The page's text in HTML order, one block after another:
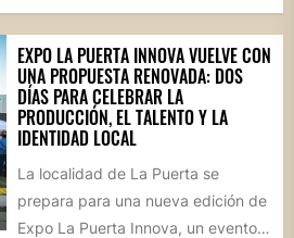
EXPO LA PUERTA INNOVA VUELVE CON
UNA PROPUESTA RENOVADA: DOS
DÍAS PARA CELEBRAR LA
PRODUCCIÓN, EL TALENTO Y LA
IDENTIDAD LOCAL
La localidad de La Puerta se
prepara para una nueva edición de
Expo La Puerta Innova, un evento